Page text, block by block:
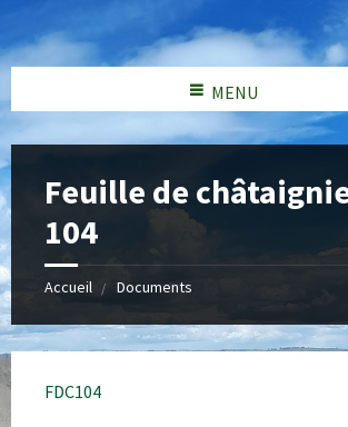
MENU
Feuille de
104
Accueil Documents
FDC104